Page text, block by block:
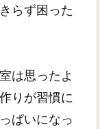
らず困った
は思ったよ
りが習慣に
ぱいになっ